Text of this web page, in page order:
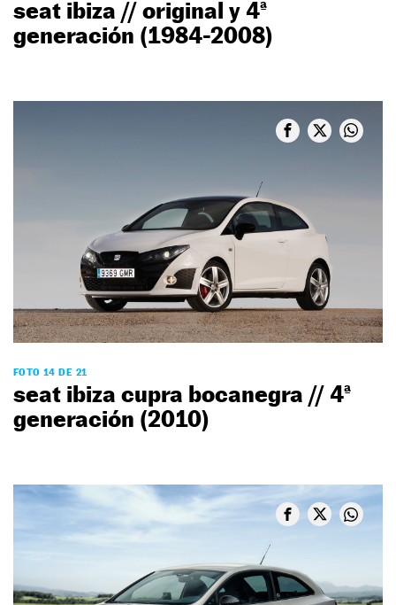
seat ibiza // original y 4ª
generación (1984-2008)
FOTO 14 DE 21
seat ibiza cupra bocanegra // 4ª
generación (2010)